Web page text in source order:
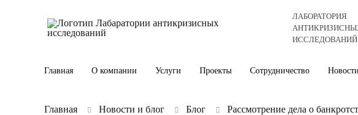
ЛАБОРАТОРИЯ
ИССЛЕДОВАНИЙ
Главная О компании Услуги Проекты Сотрудничество
Главная Новости и блог Блог Рассмотрение дела о